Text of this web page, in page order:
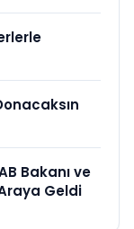
Bakanı ve
Geldi